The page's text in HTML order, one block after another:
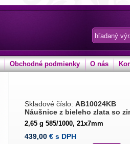
Obchodné podmienky O nás
Skladové číslo: AB10024KB
Náušnice z bieleho zlata so
2,65 g 585/1000, 21x7mm
439,00 € s DPH